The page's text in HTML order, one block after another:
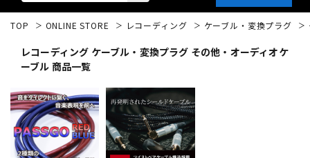
エレキギター
ベース
TOP ONLINE STORE レコーディング ケーブル・変換プラグ
レコーディング ケーブル・変換プラグ その他・オーディオケ
ーブル 商品一覧